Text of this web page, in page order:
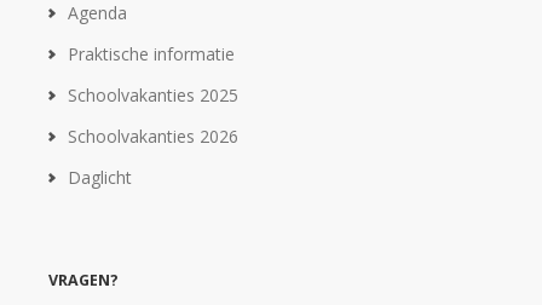
Agenda
Praktische informatie
Schoolvakanties 2025
Schoolvakanties 2026
Daglicht
VRAGEN?